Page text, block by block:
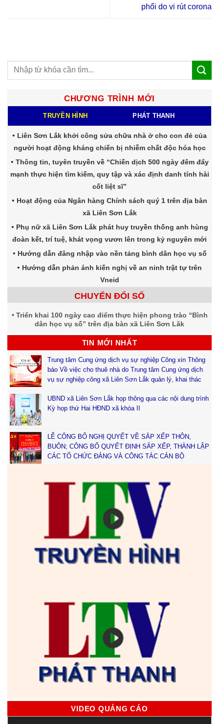
phổi do vi rút corona
CHƯƠNG TRÌNH MỚI
TRUYỀN HÌNH PHÁT THANH
Liên Sơn Lắk khởi công sửa chữa nhà ở cho con đẻ của
người hoạt động kháng chiến bị nhiễm chất độc hóa học
Thông tin, tuyên truyền về “Chiến dịch 500 ngày đêm đẩy
mạnh thực hiện tìm kiếm, quy tập và xác định danh tính hài
cốt liệt sĩ”
Hoạt động của Ngân hàng Chính sách quý 1 trên địa bàn
xã Liên Sơn Lắk
Phụ nữ xã Liên Sơn Lắk phát huy truyền thống anh hùng
đoàn kết, trí tuệ, khát vọng vươn lên trong kỷ nguyên mới
Hướng dẫn đăng nhập vào nền tảng bình dân học vụ số
Hướng dẫn phản ánh kiến nghị về an ninh trật tự trên
Vneid
CHUYỂN ĐỔI SỐ
Triển khai 100 ngày cao điểm thực hiện phong trào “Bình
dân học vụ số” trên địa bàn xã Liên Sơn Lăk
TIN MỚI NHẤT
Trung tâm Cung ứng dịch vụ sự nghiệp Công xin Thông
báo Về việc cho thuê nhà do Trung tâm Cung ứng dịch
vụ sự nghiệp công xã Liên Sơn Lắk quản lý, khai thác
UBND xã Liên Sơn Lắk họp thông qua các nội dung trình
Kỳ họp thứ Hai HĐND xã khóa II
LỄ CÔNG BỐ NGHỊ QUYẾT VỀ SẮP XẾP THÔN,
BUÔN; CÔNG BỐ QUYẾT ĐỊNH SẮP XẾP, THÀNH LẬP
CÁC TỔ CHỨC ĐẢNG VÀ CÔNG TÁC CÁN BỘ
VIDEO QUẢNG CÁO